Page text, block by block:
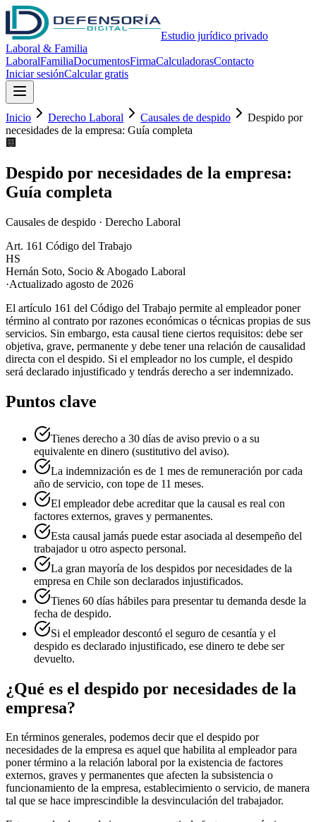
Estudio jurídico privado
Laboral & Familia
LaboralFamiliaDocumentosFirmaCalculadorasContacto
Iniciar sesiónCalcular gratis
Inicio Derecho Laboral Causales de despido
Despido por
necesidades de la empresa: Guía completa
🏢
Despido por necesidades de la empresa:
Guía completa
Causales de despido · Derecho Laboral
Art. 161 Código del Trabajo
HS
Hernán Soto, Socio & Abogado Laboral
·Actualizado agosto de 2026
El artículo 161 del Código del Trabajo permite al empleador poner
término al contrato por razones económicas o técnicas propias de sus
servicios. Sin embargo, esta causal tiene ciertos requisitos: debe ser
objetiva, grave, permanente y debe tener una relación de causalidad
directa con el despido. Si el empleador no los cumple, el despido
será declarado injustificado y tendrás derecho a ser indemnizado.
Puntos clave
Tienes derecho a 30 días de aviso previo o a su
equivalente en dinero (sustitutivo del aviso).
La indemnización es de 1 mes de remuneración por cada
año de servicio, con tope de 11 meses.
El empleador debe acreditar que la causal es real con
factores externos, graves y permanentes.
Esta causal jamás puede estar asociada al desempeño del
trabajador u otro aspecto personal.
La gran mayoría de los despidos por necesidades de la
empresa en Chile son declarados injustificados.
Tienes 60 días hábiles para presentar tu demanda desde la
fecha de despido.
Si el empleador descontó el seguro de cesantía y el
despido es declarado injustificado, ese dinero te debe ser
devuelto.
¿Qué es el despido por necesidades de la
empresa?
En términos generales, podemos decir que el despido por
necesidades de la empresa es aquel que habilita al empleador para
poner término a la relación laboral por la existencia de factores
externos, graves y permanentes que afecten la subsistencia o
funcionamiento de la empresa, establecimiento o servicio, de manera
tal que se hace imprescindible la desvinculación del trabajador.